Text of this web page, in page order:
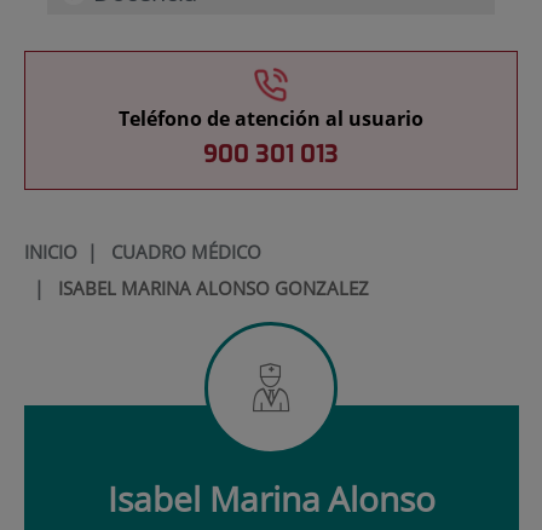
Teléfono de atención al usuario
900 301 013
INICIO| CUADRO MÉDICO
| ISABEL MARINA ALONSO GONZALEZ
Isabel MarinaAlonso